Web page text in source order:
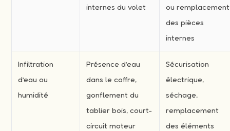
internes du volet
ou remplacement
des pièces
internes
Infiltration
d’eau ou
humidité
Présence d’eau
dans le coffre,
gonflement du
tablier bois, court-
circuit moteur
Sécurisation
électrique,
séchage,
remplacement
des éléments